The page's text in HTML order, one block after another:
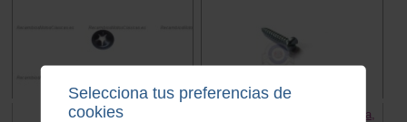
Grapa letrero Vespa
Tiras alfombrilla central Vespa,
Selecciona tus preferencias de
cookies